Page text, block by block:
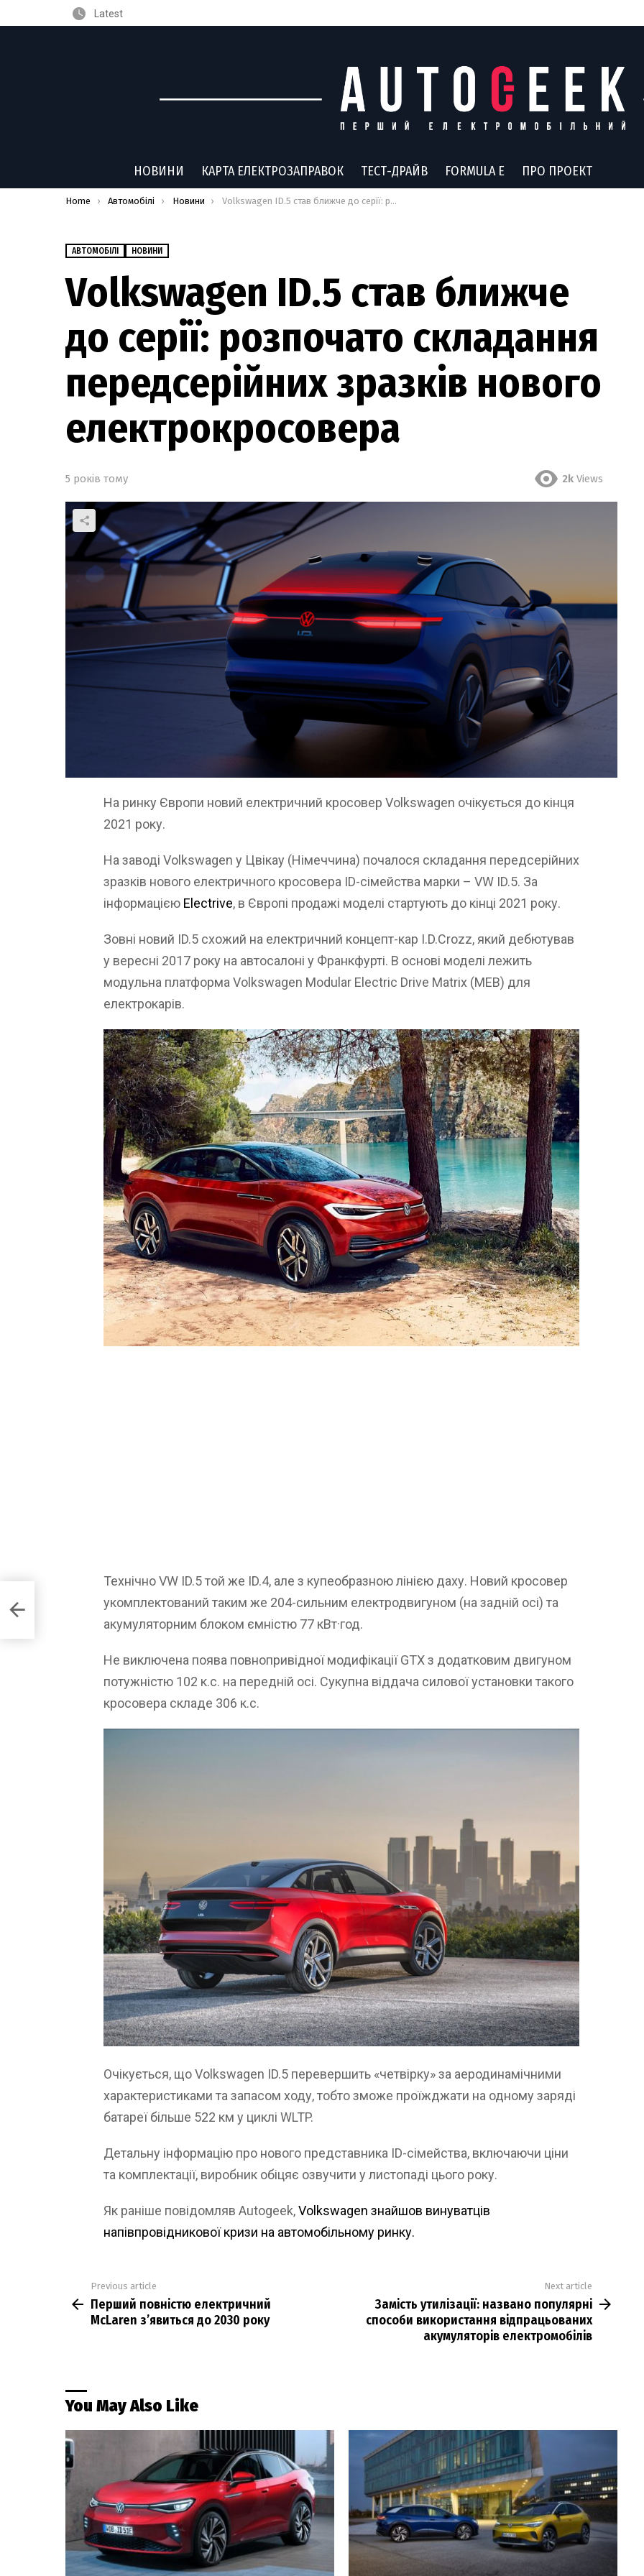
Latest
НОВИНИ КАРТА ЕЛЕКТРОЗАПРАВОК ТЕСТ-ДРАЙВ FORMULA E ПРО ПРОЕКТ
You are here:
Home Автомобілі Новини Volkswagen ID.5 став ближче до серії: розпочато складання передсерійних зразків нового електрокросовера
АВТОМОБІЛІ НОВИНИ
Volkswagen ID.5 став ближче
до серії: розпочато складання
передсерійних зразків нового
електрокросовера
5 років тому 2k Views
На ринку Європи новий електричний кросовер Volkswagen очікується до кінця
2021 року.
На заводі Volkswagen у Цвікау (Німеччина) почалося складання передсерійних
зразків нового електричного кросовера ID-сімейства марки – VW ID.5. За
інформацією Electrive, в Європі продажі моделі стартують до кінці 2021 року.
Зовні новий ID.5 схожий на електричний концепт-кар I.D.Crozz, який дебютував
у вересні 2017 року на автосалоні у Франкфурті. В основі моделі лежить
модульна платформа Volkswagen Modular Electric Drive Matrix (MEB) для
електрокарів.
Технічно VW ID.5 той же ID.4, але з купеобразною лінією даху. Новий кросовер
укомплектований таким же 204-сильним електродвигуном (на задній осі) та
акумуляторним блоком ємністю 77 кВт·год.
Не виключена поява повнопривідної модифікації GTX з додатковим двигуном
потужністю 102 к.с. на передній осі. Сукупна віддача силової установки такого
кросовера складе 306 к.с.
Очікується, що Volkswagen ID.5 перевершить «четвірку» за аеродинамічними
характеристиками та запасом ходу, тобто зможе проїжджати на одному заряді
батареї більше 522 км у циклі WLTP.
Детальну інформацію про нового представника ID-сімейства, включаючи ціни
та комплектації, виробник обіцяє озвучити у листопаді цього року.
Як раніше повідомляв Autogeek,Volkswagen знайшов винуватців
напівпровідникової кризи на автомобільному ринку.
more
Previous article
Перший повністю електричний
McLaren з’явиться до 2030 року
Next article
Замість утилізації: названо популярні
способи використання відпрацьованих
акумуляторів електромобілів
You May Also Like